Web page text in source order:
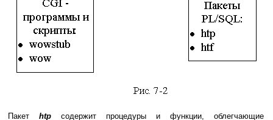
Пакет htp содержит процедуры и функции, облегчающие